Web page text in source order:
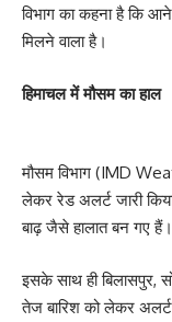
विभाग का कहना है कि
मिलने वाला है।
हिमाचल में मौसम का हाल
मौसम विभाग (IMD
लेकर रेड अलर्ट जारी
बाढ़ जैसे हालात बन गए हैं।
इसके साथ ही बिलासपुर,
तेज बारिश को लेकर